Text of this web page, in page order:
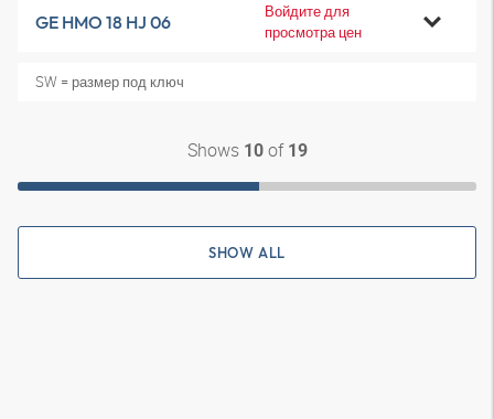
GE HMO 18 HJ 06
Войдите для
просмотра цен
SW = размер под ключ
Shows 10of 19
SHOW ALL